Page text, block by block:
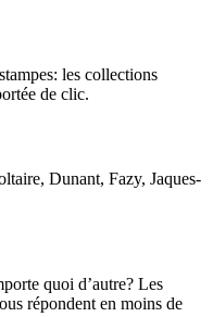
les collections
de clic.
Dunant, Fazy, Jaques-
quoi d’autre? Les
répondent en moins de